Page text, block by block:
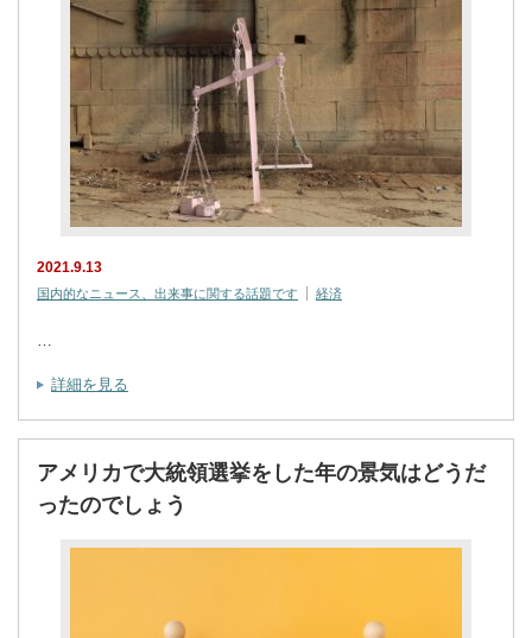
2021.9.13
国内的なニュース、出来事に関する話題です 経済
詳細を見る
アメリカで大統領選挙をした年の景気はどうだ
ったのでしょう